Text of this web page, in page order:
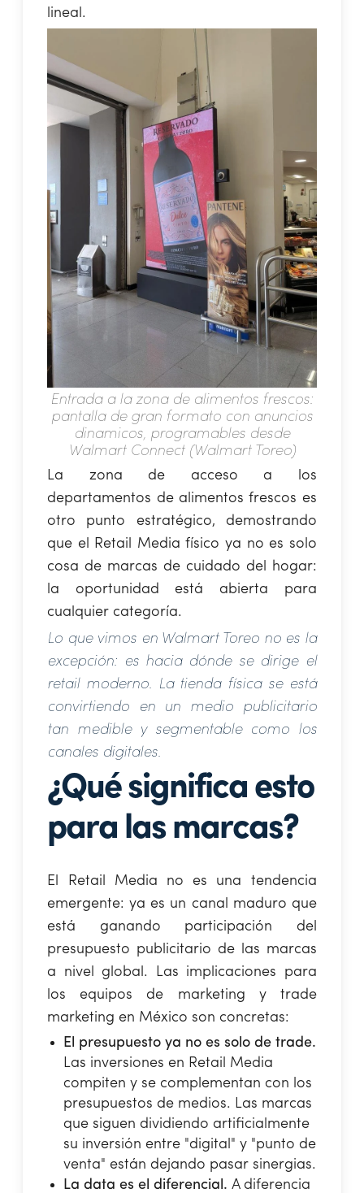
lineal.
Entrada a la zona de alimentos frescos:
pantalla de gran formato con anuncios
dinamicos, programables desde
Walmart Connect (Walmart Toreo)
La zona de acceso a los
departamentos de alimentos frescos es
otro punto estratégico, demostrando
que el Retail Media físico ya no es solo
cosa de marcas de cuidado del hogar:
la oportunidad está abierta para
cualquier categoría.
Lo que vimos en Walmart Toreo no es la
excepción: es hacia dónde se dirige el
retail moderno. La tienda física se está
convirtiendo en un medio publicitario
tan medible y segmentable como los
canales digitales.
¿Qué significa esto
para las marcas?
El Retail Media no es una tendencia
emergente: ya es un canal maduro que
está ganando participación del
presupuesto publicitario de las marcas
a nivel global. Las implicaciones para
los equipos de marketing y trade
marketing en México son concretas:
El presupuesto ya no es solo de trade.
Las inversiones en Retail Media
compiten y se complementan con los
presupuestos de medios. Las marcas
que siguen dividiendo artificialmente
su inversión entre "digital" y "punto de
venta" están dejando pasar sinergias.
La data es el diferencial.A diferencia